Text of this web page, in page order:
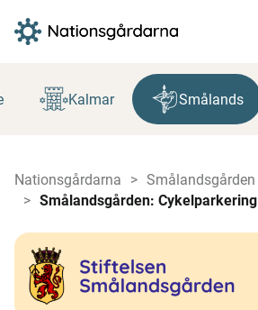
till
innehåll
Kalmar Smålands
Nationsgårdarna
Smålandsgården
Smålandsgården: Cykelparkering